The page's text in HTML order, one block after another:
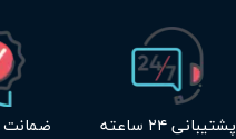
پشتیبانی ۲۴ ساعته ضمانت